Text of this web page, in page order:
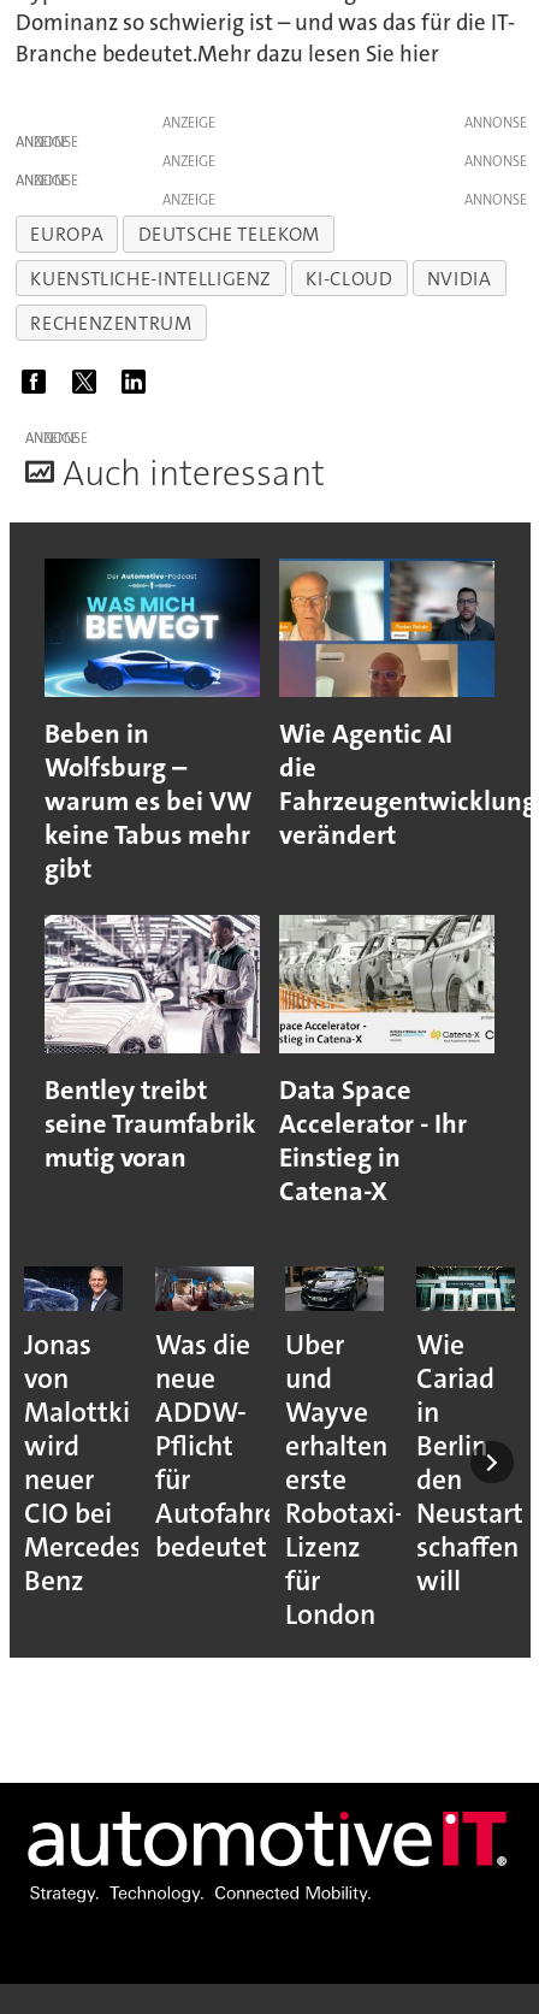
Dominanz so schwierig ist – und was das für die IT-
Branche bedeutet.Mehr dazu lesen Sie hier
ANZEIGE
ANZEIGE
ANZEIGE
ANZEIGE
ANZEIGE
EUROPA
DEUTSCHE TELEKOM
KUENSTLICHE-INTELLIGENZ
KI-CLOUD
NVIDIA
RECHENZENTRUM
ANZEIGE
Auch interessant
Beben in
Wolfsburg –
warum es bei VW
keine Tabus mehr
gibt
Wie Agentic AI
die
Fahrzeugentwicklung
verändert
Bentley treibt
seine Traumfabrik
mutig voran
Data Space
Accelerator - Ihr
Einstieg in
Catena-X
Jonas
von
Malottki
wird
neuer
CIO bei
Mercedes-
Benz
Was die
neue
ADDW-
Pflicht
für
Autofahrer
bedeutet
Uber
und
Wayve
erhalten
erste
Robotaxi-
Lizenz
für
London
Wie
Cariad
in
Berlin
den
Neustart
schaffen
will